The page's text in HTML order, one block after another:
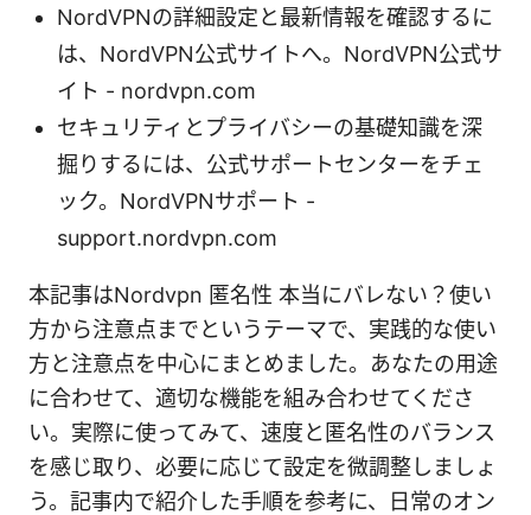
NordVPNの詳細設定と最新情報を確認するに
は、NordVPN公式サイトへ。NordVPN公式サ
イト - nordvpn.com
セキュリティとプライバシーの基礎知識を深
掘りするには、公式サポートセンターをチェ
ック。NordVPNサポート -
support.nordvpn.com
本記事はNordvpn 匿名性 本当にバレない？使い
方から注意点までというテーマで、実践的な使い
方と注意点を中心にまとめました。あなたの用途
に合わせて、適切な機能を組み合わせてくださ
い。実際に使ってみて、速度と匿名性のバランス
を感じ取り、必要に応じて設定を微調整しましょ
う。記事内で紹介した手順を参考に、日常のオン